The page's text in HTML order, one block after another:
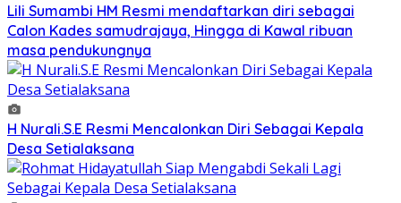
Lili Sumambi HM Resmi mendaftarkan diri sebagai
Calon Kades samudrajaya, Hingga di Kawal ribuan
masa pendukungnya
H Nurali.S.E Resmi Mencalonkan Diri Sebagai Kepala
Desa Setialaksana